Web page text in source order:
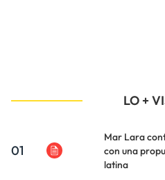
LO +
01
Mar Lara
con una
latina